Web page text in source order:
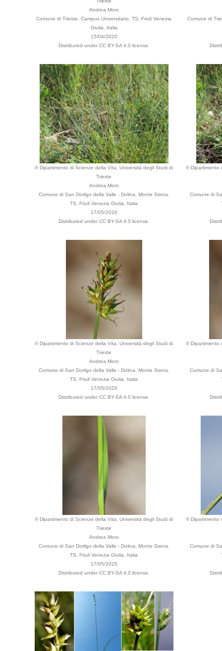
Andrea Moro
Comune di Trieste, Campus Universitario, TS, Friuli Venezia
Giulia, Italia
15/04/2020
Distributed under CC BY-SA 4.0 license.
Comune di
© Dipartimento di Scienze della Vita, Università degli Studi di
Trieste
Andrea Moro
Comune di San Dorligo della Valle - Dolina, Monte Stena,
TS, Friuli Venezia Giulia, Italia
17/05/2020
Distributed under CC BY-SA 4.0 license.
© Dipartimento
Comune di
© Dipartimento di Scienze della Vita, Università degli Studi di
Trieste
Andrea Moro
Comune di San Dorligo della Valle - Dolina, Monte Stena,
TS, Friuli Venezia Giulia, Italia
17/05/2020
Distributed under CC BY-SA 4.0 license.
© Dipartimento
Comune di
© Dipartimento di Scienze della Vita, Università degli Studi di
Trieste
Andrea Moro
Comune di San Dorligo della Valle - Dolina, Monte Stena,
TS, Friuli Venezia Giulia, Italia
17/05/2020
Distributed under CC BY-SA 4.0 license.
© Dipartimento
Comune di